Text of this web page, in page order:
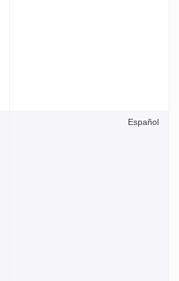
Español